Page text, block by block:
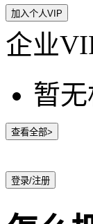
加入个人VIP
企业
暂
查看全部>
登录/注册